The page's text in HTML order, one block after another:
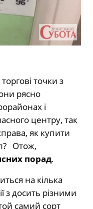
точки з
рясно
і
центру, так
як купити
Отож,
порад.
на кілька
з досить різними
самий сорт